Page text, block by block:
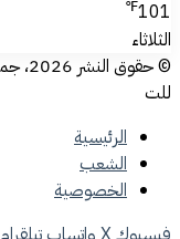
101
℉
الثلاثاء
© حقوق النشر 2026، جميع الحقوق محفوظة |
للت
الرئيسية
الشعب
الخصوصية